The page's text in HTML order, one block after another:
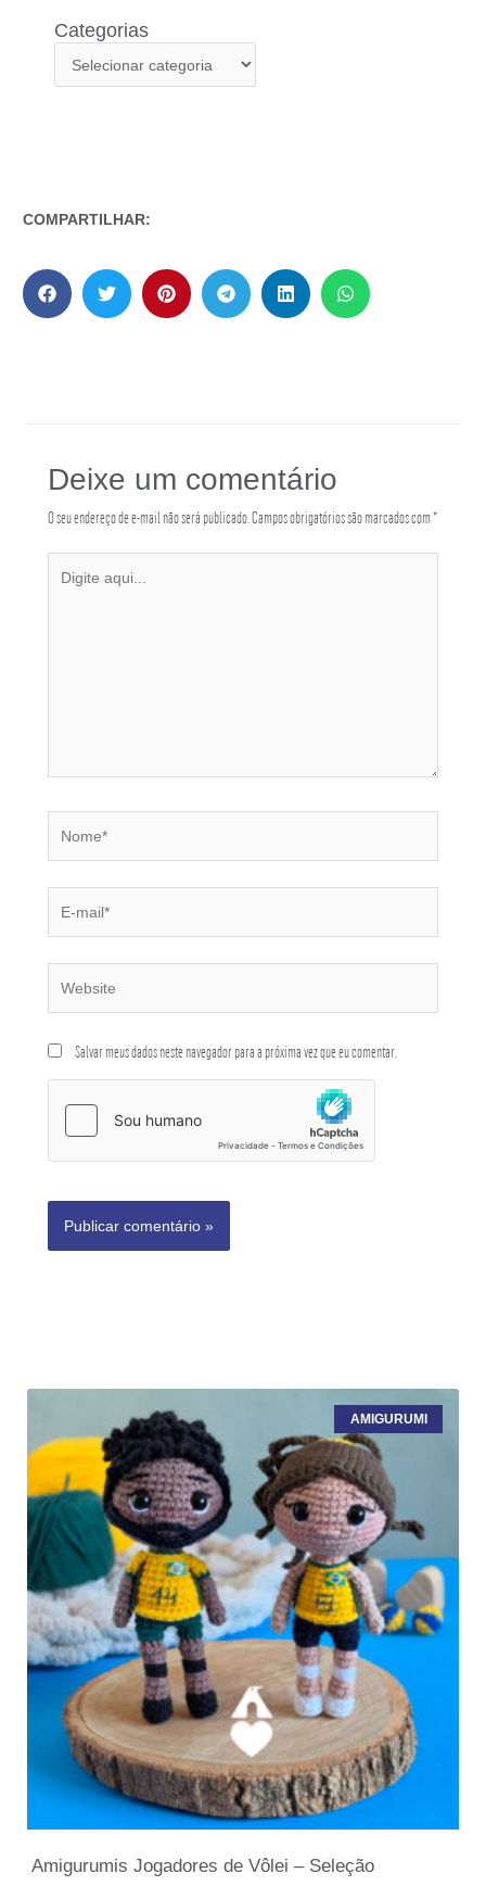
Categorias
COMPARTILHAR:
Deixe um comentário
O seu endereço de e-mail não será publicado. Campos obrigatórios são marcados com*
Salvar meus dados neste navegador para a próxima vez que eu comentar.
AMIGURUMI
Amigurumis Jogadores de Vôlei – Seleção